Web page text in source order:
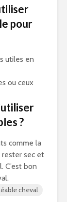
pour
utiles en
ou ceux
?
comme la
sec et
C’est bon
cheval